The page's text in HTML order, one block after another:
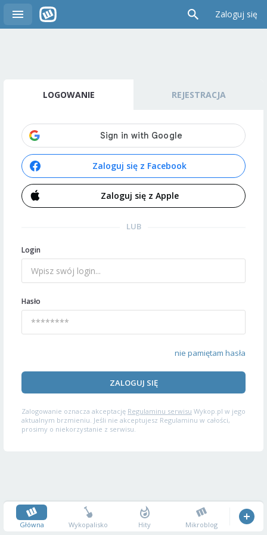
Zaloguj się
LOGOWANIE REJESTRACJA
Zaloguj się z Facebook
Zaloguj się z Apple
LUB
Login
Hasło
nie pamiętam hasła
ZALOGUJ SIĘ
Zalogowanie oznacza akceptację Regulaminu serwisu Wykop.pl w jego
aktualnym brzmieniu. Jeśli nie akceptujesz Regulaminu w całości,
prosimy o niekorzystanie z serwisu.
Główna Wykopalisko Hity Mikroblog